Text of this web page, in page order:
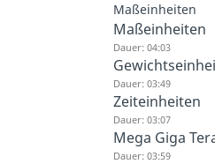
Maßeinheiten
Maßeinheiten
Dauer: 04:03
Dauer: 03:49
Zeiteinheiten
Dauer: 03:07
Mega Giga
Dauer: 03:59